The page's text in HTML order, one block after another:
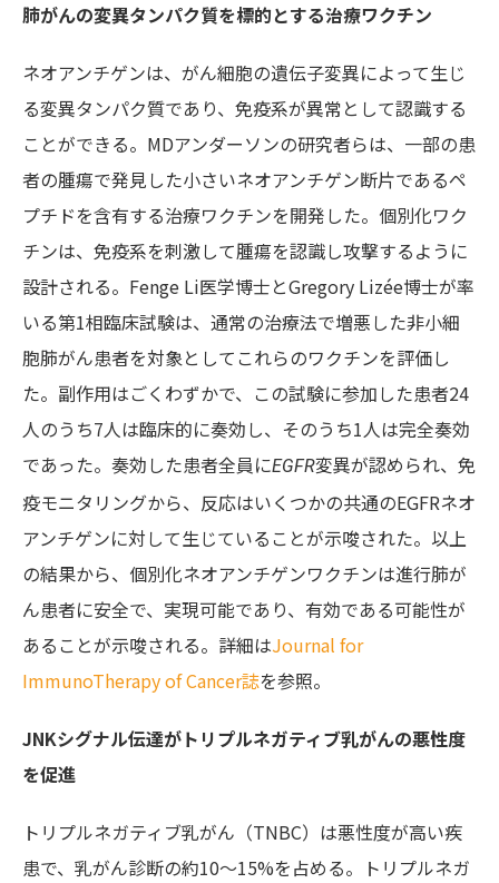
肺がんの変異タンパク質を標的とする治療ワクチン
ネオアンチゲンは、がん細胞の遺伝子変異によって生じ
る変異タンパク質であり、免疫系が異常として認識する
ことができる。MDアンダーソンの研究者らは、一部の患
者の腫瘍で発見した小さいネオアンチゲン断片であるペ
プチドを含有する治療ワクチンを開発した。個別化ワク
チンは、免疫系を刺激して腫瘍を認識し攻撃するように
設計される。Fenge Li医学博士とGregory Lizée博士が率
いる第1相臨床試験は、通常の治療法で増悪した非小細
胞肺がん患者を対象としてこれらのワクチンを評価し
た。副作用はごくわずかで、この試験に参加した患者24
人のうち7人は臨床的に奏効し、そのうち1人は完全奏効
であった。奏効した患者全員にEGFR変異が認められ、免
疫モニタリングから、反応はいくつかの共通のEGFRネオ
アンチゲンに対して生じていることが示唆された。以上
の結果から、個別化ネオアンチゲンワクチンは進行肺が
ん患者に安全で、実現可能であり、有効である可能性が
あることが示唆される。詳細はJournal for
ImmunoTherapy of Cancer誌を参照。
JNKシグナル伝達がトリプルネガティブ乳がんの悪性度
を促進
トリプルネガティブ乳がん（TNBC）は悪性度が高い疾
患で、乳がん診断の約10～15%を占める。トリプルネガ